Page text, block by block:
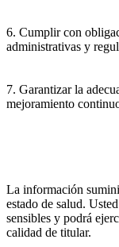
6. Cumplir con
administrativas y
7. Garantizar la
mejoramiento
La información
estado de salud.
sensibles y podrá
calidad de titular.